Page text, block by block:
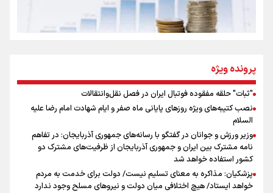
روایت ایران از کنار مردم
جمله‌ای که بغض چهارماهه را شکست؛ «آهای مردم، آقا از
تهران رفتند»
سه حسرتی که به دلم ماند
اینفو برنا/ میزان مالیات بر ارزش افزوده چقدر است؟
پرونده ویژه
"ثبات" حلقه مفقوده فوتبال ایران در فصل نقل‌وانتقالات
نصب کتیبه‌های ویژه روزهای پایانی ماه صفر و ایام شهادت امام رضا علیه
السلام
وزیر ورزش و جوانان در گفتگو با رسانه‌های جمهوری آذربایجان: در تفاهم
نامه مشترک بین ایران و جمهوری آذربایجان از ظرفیت‌های مشترک دو
کشور استفاده خواهد شد
پزشکیان: مذاکره به معنای تسلیم نیست/ دولت برای خدمت به مردم
خواهد ایستاد/ هیچ اختلافی میان دولت و نیروهای مسلح وجود ندارد